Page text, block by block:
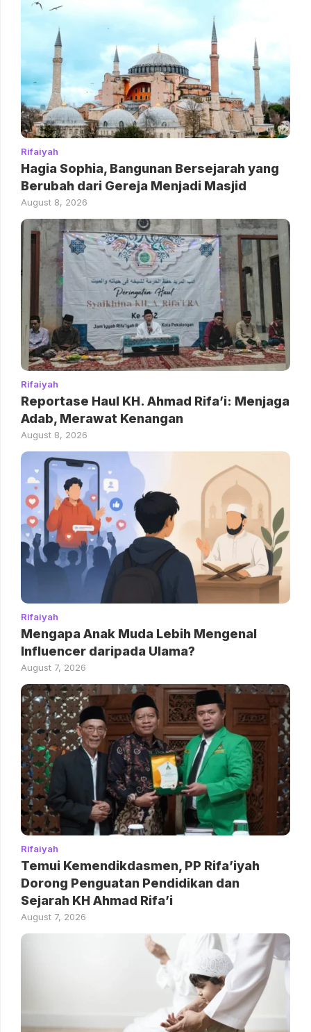
Rifaiyah
Hagia Sophia, Bangunan Bersejarah yang
Berubah dari Gereja Menjadi Masjid
August 8, 2026
Rifaiyah
Reportase Haul KH. Ahmad Rifa’i: Menjaga
Adab, Merawat Kenangan
August 8, 2026
Rifaiyah
Mengapa Anak Muda Lebih Mengenal
Influencer daripada Ulama?
August 7, 2026
Rifaiyah
Temui Kemendikdasmen, PP Rifa’iyah
Dorong Penguatan Pendidikan dan
Sejarah KH Ahmad Rifa’i
August 7, 2026